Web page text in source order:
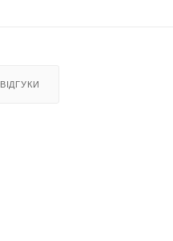
ВІДГУКИ